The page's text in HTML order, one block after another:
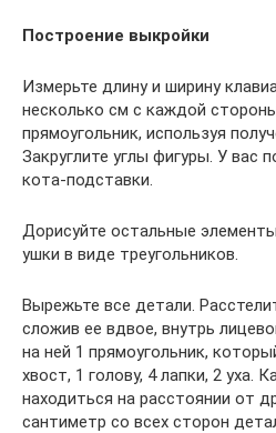
Построение выкройки
Измерьте длину и ширину
несколько см с каждой
прямоугольник, используя
Закруглите углы фигуры. У вас
кота-подставки.
Дорисуйте остальные
ушки в виде треугольников.
Вырежьте все детали.
сложив ее вдвое, внутрь
на ней 1 прямоугольник,
хвост, 1 голову, 4 лапки, 2
находиться на расстоянии от
сантиметр со всех сторон